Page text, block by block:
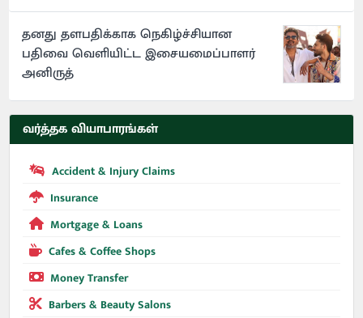
தனது தளபதிக்காக நெகிழ்ச்சியான
பதிவை வெளியிட்ட இசையமைப்பாளர்
அனிருத்
வர்த்தக வியாபாரங்கள்
Accident & Injury Claims
Insurance
Mortgage & Loans
Cafes & Coffee Shops
Money Transfer
Barbers & Beauty Salons